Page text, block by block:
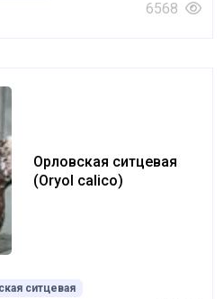
6568
Орловская ситцевая
(Oryol calico)
ситцевая